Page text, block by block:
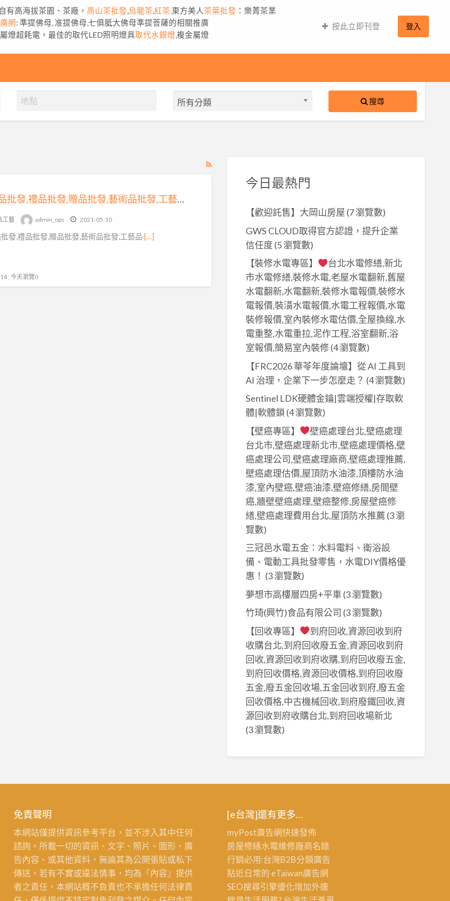
有高海拔茶園、茶廠， 高山茶批發 烏龍茶 紅茶, 東方美人 茶葉批發 ：樂菁茶業
網: 準提佛母, 准提佛母,七俱胝大佛母準提菩薩的相關推廣
燈超耗電，最佳的取代LED照明燈具取代水銀燈 ,複金屬燈
按此立即刊登 登入
搜尋
RSS
發
禮贈品批發,禮品批發,贈品批發,藝術品批發,工藝品批發相關可免費刊登廣告在coolbuy.com.tw
工藝 admin_ops 2021-05-10
發,禮品批發,贈品批發,藝術品批發,工藝品 […]
, 今天瀏覽0
今日最熱門
【歡迎託售】大岡山房屋 (7 瀏覽數)
GWS CLOUD取得官方認證，提升企業
信任度 (5 瀏覽數)
【裝修水電專區】
台北水電修繕,新北
市水電修繕,裝修水電,老屋水電翻新,舊屋
水電翻新,水電翻新,裝修水電報價,裝修水
電報價,裝潢水電報價,水電工程報價,水電
裝修報價,室內裝修水電估價,全屋換線,水
電重整,水電重拉,泥作工程,浴室翻新,浴
室報價,簡易室內裝修(4 瀏覽數)
【FRC2026 華苓年度論壇】從 AI 工具到
AI 治理，企業下一步怎麼走？ (4 瀏覽數)
Sentinel LDK硬體金鑰|雲端授權|存取軟
體|軟體鎖 (4 瀏覽數)
【壁癌專區】
壁癌處理台北,壁癌處理
台北市,壁癌處理新北市,壁癌處理價格,壁
癌處理公司,壁癌處理廠商,壁癌處理推薦,
壁癌處理估價,屋頂防水油漆,頂樓防水油
漆,室內壁癌,壁癌油漆,壁癌修繕,房間壁
癌,牆壁壁癌處理,壁癌整修,房屋壁癌修
繕,壁癌處理費用台北,屋頂防水推薦 (3 瀏
覽數)
三冠邑水電五金：水料電料、衛浴設
備、電動工具批發零售，水電DIY價格優
惠！ (3 瀏覽數)
夢想市高樓層四房+平車(3 瀏覽數)
竹琦(興竹)食品有限公司 (3 瀏覽數)
【回收專區】
到府回收,資源回收到府
收購台北,到府回收廢五金,資源回收到府
回收,資源回收到府收購,到府回收廢五金,
到府回收價格,資源回收價格,到府回收廢
五金,廢五金回收場,五金回收到府,廢五金
回收價格,中古機械回收,到府廢鐵回收,資
源回收到府收購台北,到府回收場新北
(3 瀏覽數)
免責聲明
本網站僅提供資訊參考平台，並不涉入其中任何
諮詢。所載一切的資訊、文字、照片、圖形、廣
告內容、或其他資料，無論其為公開張貼或私下
傳送，若有不實或違法情事，均為『內容』提供
者之責任，本網站概不負責也不承擔任何法律責
[e台灣]還有更多…
myPost廣告網快速發佈
房屋修繕水電維修廠商名錄
行銷必用:台灣B2B分類廣告
貼近日常的 eTaiwan廣告網
SEO搜尋引擎優化增加外連